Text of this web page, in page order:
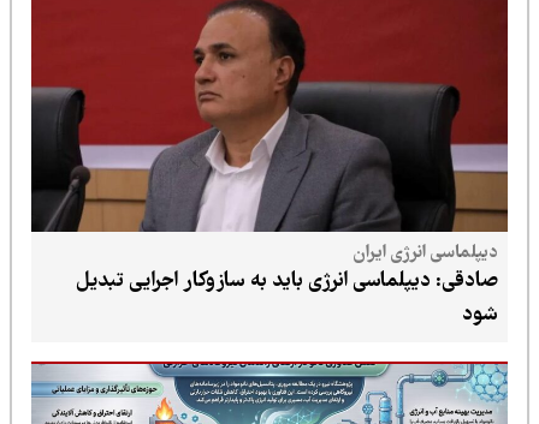
دیپلماسی انرژی ایران
صادقی: دیپلماسی انرژی باید به سازوکار اجرایی تبدیل